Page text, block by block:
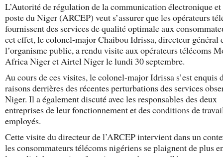
L’Autorité de régulation de la communication électronique et
poste du Niger (ARCEP) veut s’assurer que les opérateurs
fournissent des services de qualité optimale aux
cet effet, le colonel-major Chaibou Idrissa, directeur général
l’organisme public, a rendu visite aux opérateurs télécoms
Africa Niger et Airtel Niger le lundi 30 septembre.
Au cours de ces visites, le colonel-major Idrissa s’est enquis
raisons derrières des récentes perturbations des services
Niger. Il a également discuté avec les responsables des deux
entreprises de leur fonctionnement et des conditions de
employés.
Cette visite du directeur de l’ARCEP intervient dans un
les consommateurs télécoms nigériens se plaignent de plus